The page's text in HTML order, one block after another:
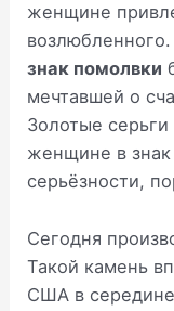
женщине
знак помолвки
мечтавшей о
Золотые
женщине в знак
серьёзности,
Сегодня
Такой камень
США в